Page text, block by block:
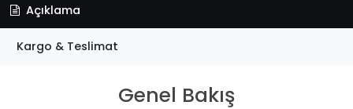
Açıklama
Kargo & Teslimat
Genel Bakış